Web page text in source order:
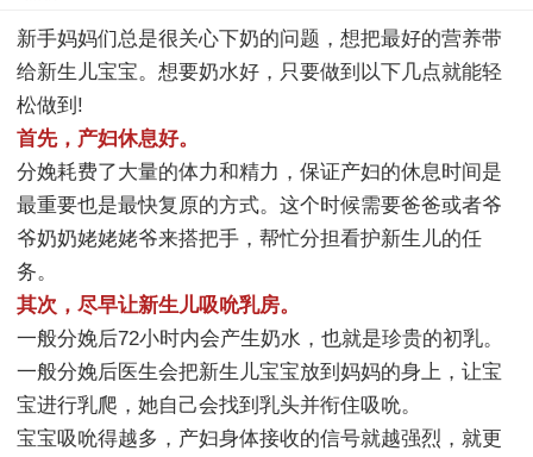
新手妈妈们总是很关心下奶的问题，想把最好的营养带
给新生儿宝宝。想要奶水好，只要做到以下几点就能轻
松做到!
首先，产妇休息好。
分娩耗费了大量的体力和精力，保证产妇的休息时间是
最重要也是最快复原的方式。这个时候需要爸爸或者爷
爷奶奶姥姥姥爷来搭把手，帮忙分担看护新生儿的任
务。
其次，尽早让新生儿吸吮乳房。
一般分娩后72小时内会产生奶水，也就是珍贵的初乳。
一般分娩后医生会把新生儿宝宝放到妈妈的身上，让宝
宝进行乳爬，她自己会找到乳头并衔住吸吮。
宝宝吸吮得越多，产妇身体接收的信号就越强烈，就更